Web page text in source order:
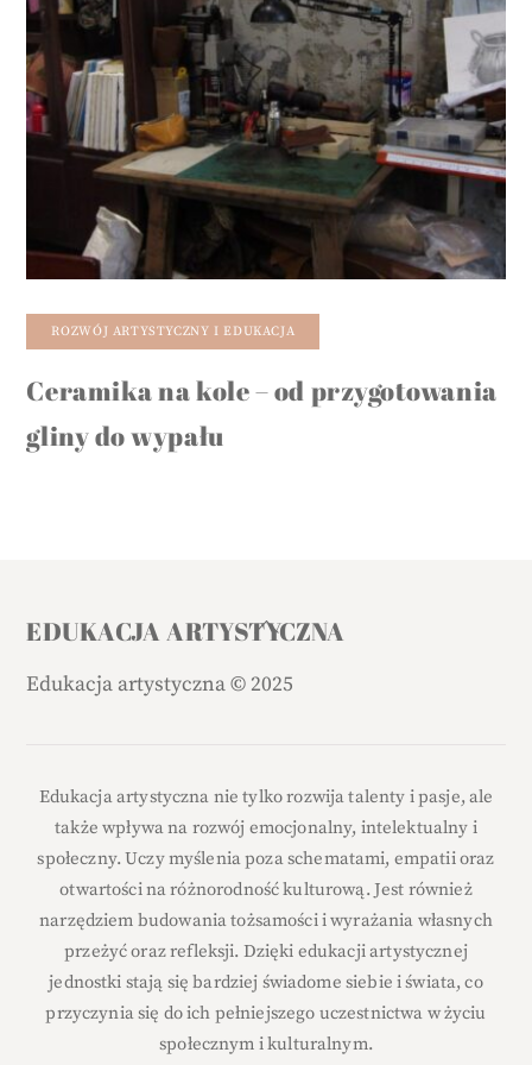
ROZWÓJ ARTYSTYCZNY I EDUKACJA
Ceramika na kole – od przygotowania
gliny do wypału
Back
Top
EDUKACJA ARTYSTYCZNA
Edukacja artystyczna© 2025
Edukacja artystyczna nie tylko rozwija talenty i pasje, ale
także wpływa na rozwój emocjonalny, intelektualny i
społeczny. Uczy myślenia poza schematami, empatii oraz
otwartości na różnorodność kulturową. Jest również
narzędziem budowania tożsamości i wyrażania własnych
przeżyć oraz refleksji. Dzięki edukacji artystycznej
jednostki stają się bardziej świadome siebie i świata, co
przyczynia się do ich pełniejszego uczestnictwa w życiu
społecznym i kulturalnym.